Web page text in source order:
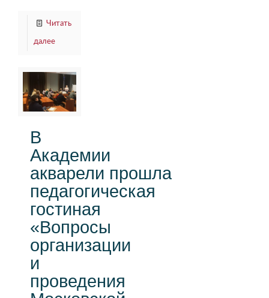
Читать
далее
В
Академии
акварели прошла
педагогическая
гостиная
«Вопросы
организации
и
проведения